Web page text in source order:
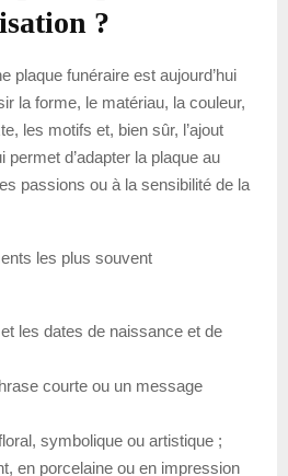
?
plaque funéraire est aujourd’hui
la forme, le matériau, la couleur,
les motifs et, bien sûr, l’ajout
permet d’adapter la plaque au
passions ou à la sensibilité de la
les plus souvent
les dates de naissance et de
courte ou un message
symbolique ou artistique ;
en porcelaine ou en impression